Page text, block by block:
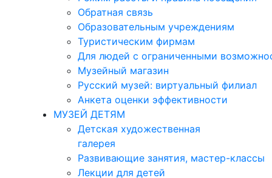
Обратная связь
Образовательным учреждениям
Туристическим фирмам
Для людей с ограниченными
Музейный магазин
Русский музей: виртуальный филиал
Анкета оценки эффективности
МУЗЕЙ ДЕТЯМ
Детская художественная
галерея
Развивающие занятия, мастер-классы
Лекции для детей